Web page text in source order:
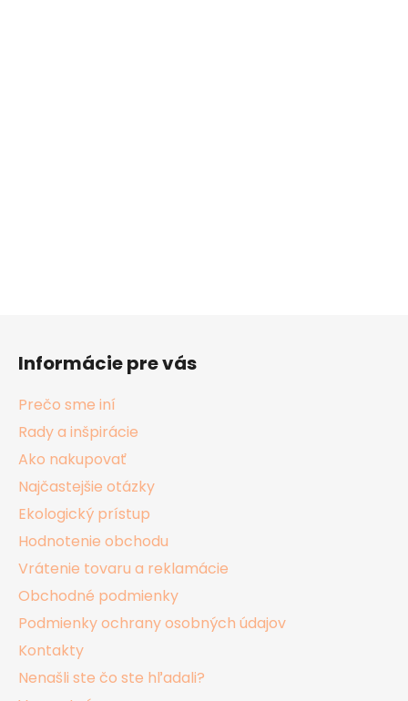
Informácie pre vás
Prečo sme iní
Rady a inšpirácie
Ako nakupovať
Najčastejšie otázky
Ekologický prístup
Hodnotenie obchodu
Vrátenie tovaru a reklamácie
Obchodné podmienky
Podmienky ochrany osobných údajov
Kontakty
Nenašli ste čo ste hľadali?